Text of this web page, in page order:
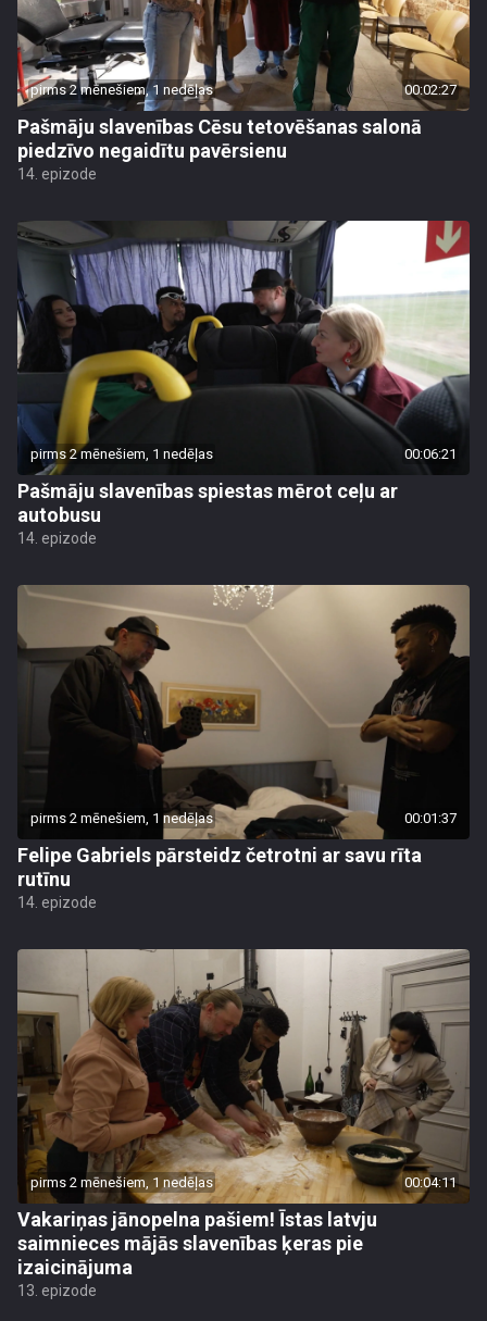
pirms 2 mēnešiem, 1 nedēļas 00:02:27
Pašmāju slavenības Cēsu tetovēšanas salonā
piedzīvo negaidītu pavērsienu
14. epizode
pirms 2 mēnešiem, 1 nedēļas 00:06:21
Pašmāju slavenības spiestas mērot ceļu ar
autobusu
14. epizode
pirms 2 mēnešiem, 1 nedēļas 00:01:37
Felipe Gabriels pārsteidz četrotni ar savu rīta
rutīnu
14. epizode
pirms 2 mēnešiem, 1 nedēļas 00:04:11
Vakariņas jānopelna pašiem! Īstas latvju
saimnieces mājās slavenības ķeras pie
izaicinājuma
13. epizode